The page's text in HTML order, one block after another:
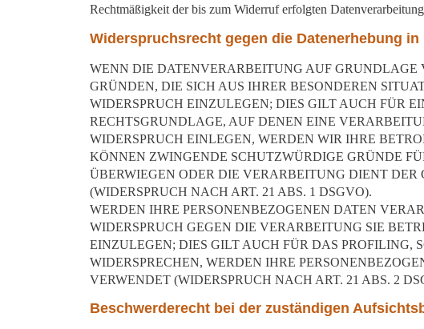
Rechtmäßigkeit der bis zum Widerruf erfolgten
Widerspruchsrecht gegen die Datenerhebung
WENN DIE DATENVERARBEITUNG AUF GRUNDLAGE
GRÜNDEN, DIE SICH AUS IHRER BESONDEREN
WIDERSPRUCH EINZULEGEN; DIES GILT AUCH FÜR
RECHTSGRUNDLAGE, AUF DENEN EINE
WIDERSPRUCH EINLEGEN, WERDEN WIR IHRE
KÖNNEN ZWINGENDE SCHUTZWÜRDIGE GRÜNDE
ÜBERWIEGEN ODER DIE VERARBEITUNG DIENT
(WIDERSPRUCH NACH ART. 21 ABS. 1 DSGVO).
WERDEN IHRE PERSONENBEZOGENEN DATEN
WIDERSPRUCH GEGEN DIE VERARBEITUNG SIE
EINZULEGEN; DIES GILT AUCH FÜR DAS PROFILING,
WIDERSPRECHEN, WERDEN IHRE
VERWENDET (WIDERSPRUCH NACH ART. 21 ABS. 2
Beschwerderecht bei der zuständigen